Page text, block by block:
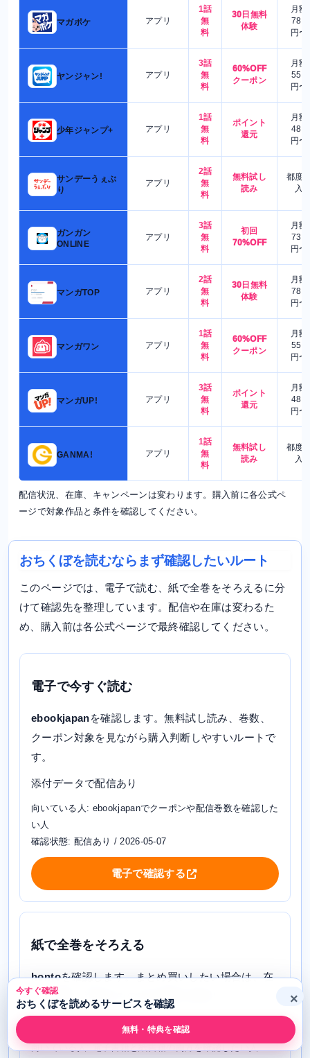
マガポケ アプリ
1話
無
料
30日無料
体験
月額
780
円〜
ヤンジャン! アプリ
3話
無
料
60%OFF
クーポン
月額
550
円〜
少年ジャンプ+ アプリ
1話
無
料
ポイント
還元
月額
480
円〜
サンデーうぇぶ
り
アプリ
2話
無
料
無料試し
読み
都度
入
ガンガン
ONLINE
アプリ
3話
無
料
初回
70%OFF
月額
730
円〜
マンガTOP アプリ
2話
無
料
30日無料
体験
月額
780
円〜
マンガワン アプリ
1話
無
料
60%OFF
クーポン
月額
550
円〜
マンガUP! アプリ
3話
無
料
ポイント
還元
月額
480
円〜
GANMA! アプリ
1話
無
料
無料試し
読み
都度
入
配信状況、在庫、キャンペーンは変わります。購入前に各公式ペ
ージで対象作品と条件を確認してください。
おちくぼを読むならまず確認したいルート
このページでは、電子で読む、紙で全巻をそろえるに分
けて確認先を整理しています。配信や在庫は変わるた
め、購入前は各公式ページで最終確認してください。
電子で今すぐ読む
ebookjapanを確認します。無料試し読み、巻数、
クーポン対象を見ながら購入判断しやすいルートで
す。
添付データで配信あり
向いている人: ebookjapanでクーポンや配信巻数を確認した
い人
確認状態: 配信あり / 2026-05-07
電子で確認する
紙で全巻をそろえる
hontoを確認します。まとめ買いしたい場合は、在
庫、巻数、送料込みの支払総額を確認します。
添付データで配信あり
今すぐ確認
おちくぼを読めるサービスを確認
無料・特典を確認
×